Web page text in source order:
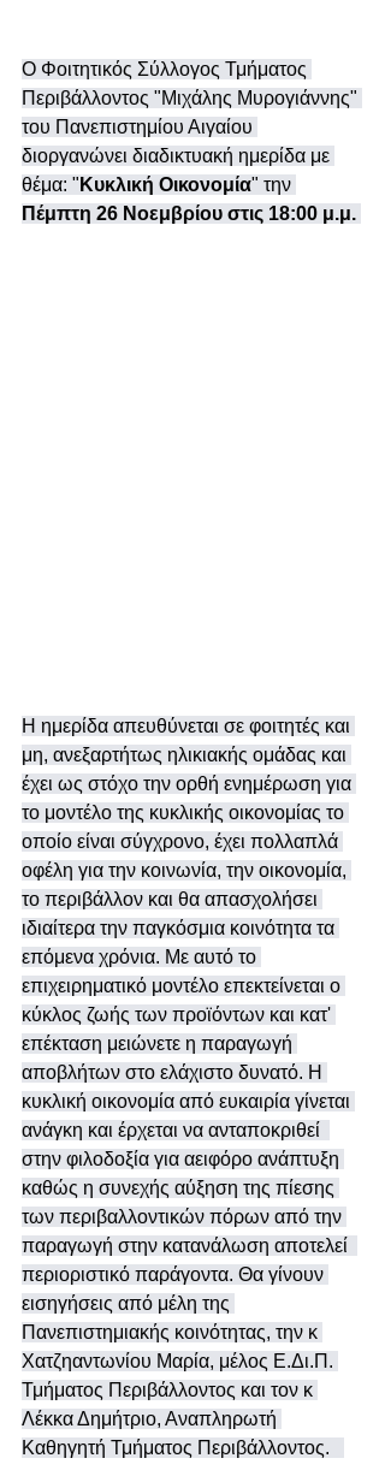
Ο Φοιτητικός Σύλλογος Τμήματος
Περιβάλλοντος "Μιχάλης Μυρογιάννης"
του Πανεπιστημίου Αιγαίου
διοργανώνει διαδικτυακή ημερίδα με
θέμα: " Κυκλική Οικονομία" την
Πέμπτη 26 Νοεμβρίου στις 18:00 μ.μ.
Η ημερίδα απευθύνεται σε φοιτητές και
μη, ανεξαρτήτως ηλικιακής ομάδας και
έχει ως στόχο την ορθή ενημέρωση για
το μοντέλο της κυκλικής οικονομίας το
οποίο είναι σύγχρονο, έχει πολλαπλά
οφέλη για την κοινωνία, την οικονομία,
το περιβάλλον και θα απασχολήσει
ιδιαίτερα την παγκόσμια κοινότητα τα
επόμενα χρόνια. Με αυτό το
επιχειρηματικό μοντέλο επεκτείνεται ο
κύκλος ζωής των προϊόντων και κατ'
επέκταση μειώνετε η παραγωγή
αποβλήτων στο ελάχιστο δυνατό. Η
κυκλική οικονομία από ευκαιρία γίνεται
ανάγκη και έρχεται να ανταποκριθεί
στην φιλοδοξία για αειφόρο ανάπτυξη
καθώς η συνεχής αύξηση της πίεσης
των περιβαλλοντικών πόρων από την
παραγωγή στην κατανάλωση αποτελεί
περιοριστικό παράγοντα. Θα γίνουν
εισηγήσεις από μέλη της
Πανεπιστημιακής κοινότητας, την κ
Χατζηαντωνίου Μαρία, μέλος Ε.Δι.Π.
Τμήματος Περιβάλλοντος και τον κ
Λέκκα Δημήτριο, Αναπληρωτή
Καθηγητή Τμήματος Περιβάλλοντος.